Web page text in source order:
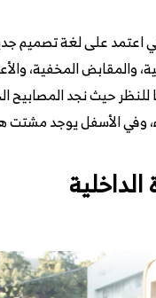
والمقابض المخفية،
للنظر حيث نجد
وفي الأسفل يوجد مشتت